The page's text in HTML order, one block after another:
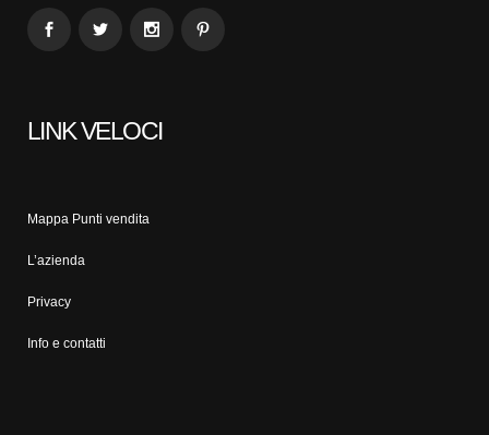
LINK VELOCI
Mappa Punti vendita
L’azienda
Privacy
Info e contatti